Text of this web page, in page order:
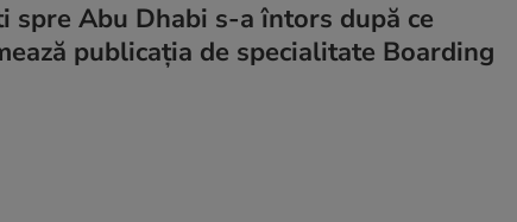
spre Abu Dhabi s-a întors după ce
publicația de specialitate Boarding